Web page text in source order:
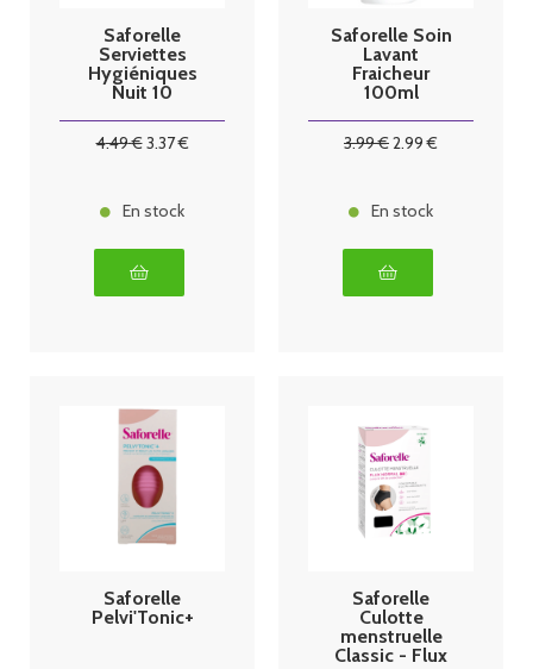
Saforelle
Serviettes
Hygiéniques
Nuit 10
4.49€3.37€
En stock
Saforelle Soin
Lavant
Fraicheur
100ml
3.99€2.99 €
En stock
Saforelle
Pelvi'Tonic+
Saforelle
Culotte
menstruelle
Classic - Flux